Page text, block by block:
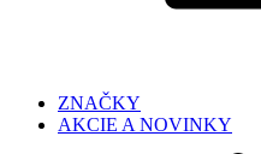
ZNAČKY
AKCIE A NOVINKY